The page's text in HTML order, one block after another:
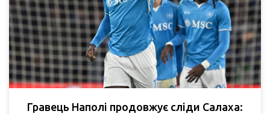
Гравець Наполі продовжує сліди Салаха: